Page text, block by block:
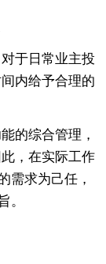
于日常业主投
内给予合理的
的综合管理，
，在实际工作
需求为己任，
。